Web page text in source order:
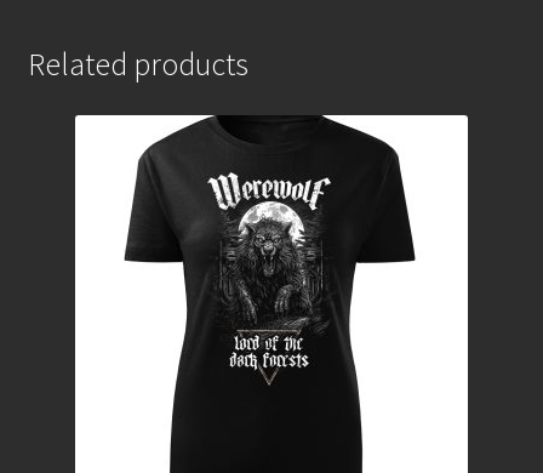
Related products